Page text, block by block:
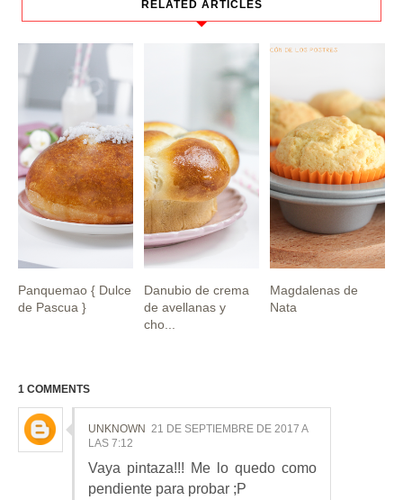
RELATED ARTICLES
Panquemao { Dulce
de Pascua }
Danubio de crema
de avellanas y
cho...
Magdalenas de
Nata
1 COMMENTS
UNKNOWN 21 DE SEPTIEMBRE DE 2017 A
LAS 7:12
Vaya pintaza!!! Me lo quedo como
pendiente para probar ;P